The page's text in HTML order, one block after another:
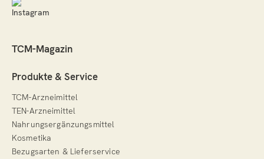
TCM-Magazin
Produkte & Service
TCM-Arzneimittel
TEN-Arzneimittel
Nahrungsergänzungsmittel
Kosmetika
Bezugsarten & Lieferservice